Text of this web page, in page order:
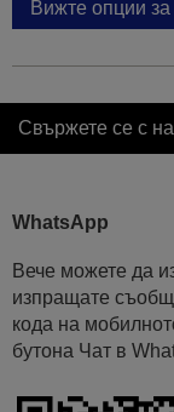
Вижте опции
Свържете се с
WhatsApp
Вече можете да
изпращате
кода на
бутона Чат в